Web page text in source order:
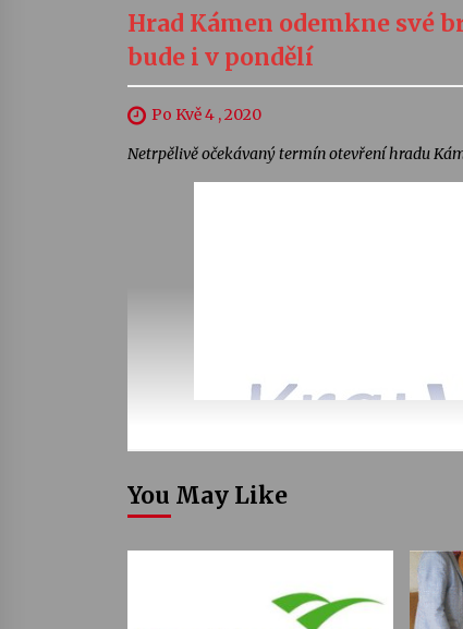
Hrad Kámen odemkne své
bude i v pondělí
Po Kvě 4 , 2020
Netrpělivě očekávaný termín otevření hradu
You May Like